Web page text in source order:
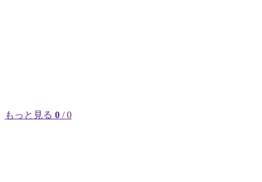
もっと見る 0 / 0